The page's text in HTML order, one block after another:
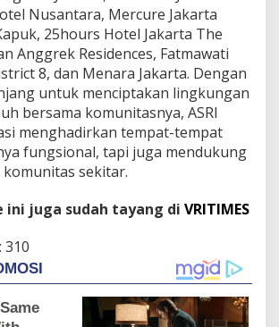
Nusantara, Mercure Jakarta
25hours Hotel Jakarta The
Anggrek Residences, Fatmawati
8, dan Menara Jakarta. Dengan
untuk menciptakan lingkungan
bersama komunitasnya, ASRI
menghadirkan tempat-tempat
fungsional, tapi juga mendukung
sekitar.
ini juga sudah tayang di VRITIMES
310